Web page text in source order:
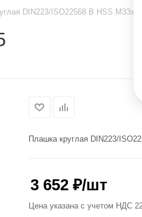
DIN223/ISO22568 B HSS M33x1.5
Плашка круглая DIN223/
3 652 ₽/шт
Цена указана с учетом НДС